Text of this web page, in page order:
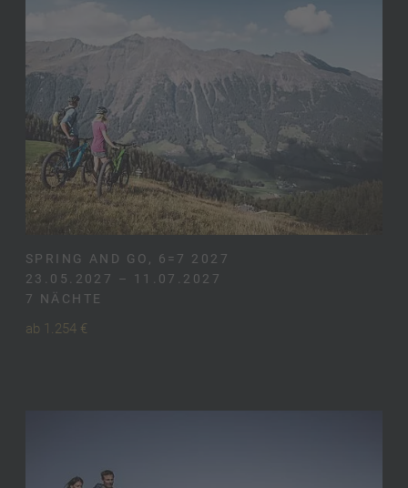
SPRING AND GO, 6=7 2027
23.05.2027 – 11.07.2027
7 NÄCHTE
ab 1.254 €